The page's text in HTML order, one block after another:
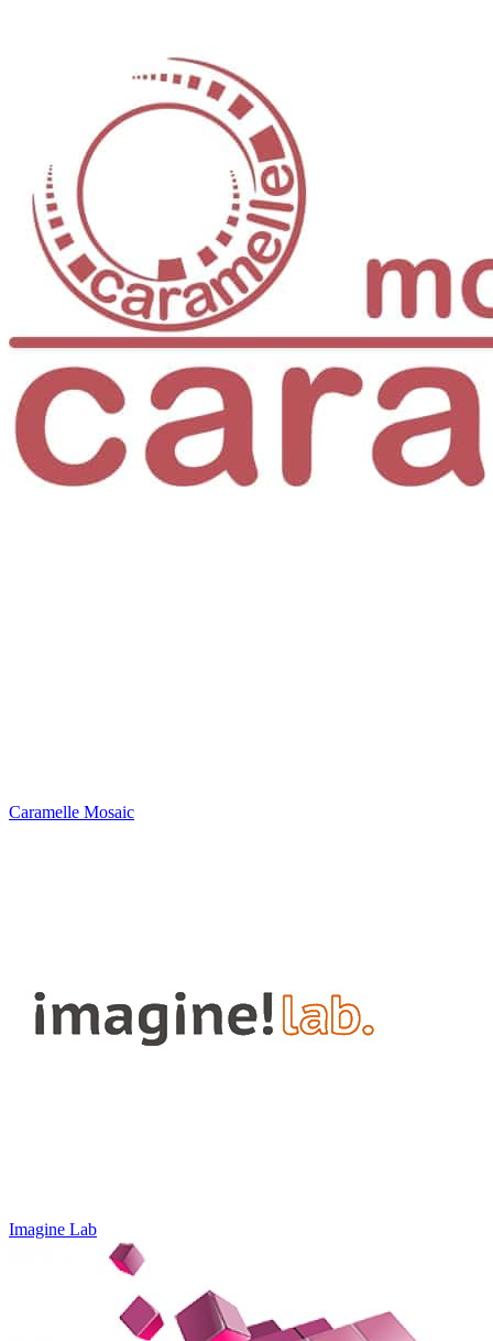
Caramelle Mosaic
Imagine Lab